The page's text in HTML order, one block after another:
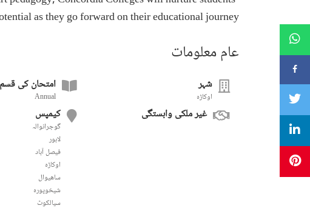
as they go forward on their educational journey.
عام معلومات
شہر
اوکاڑہ
امتحان کی قسم
Annual
غیر ملکی وابستگی کیمپس
گوجرانوالہ
لاہور
فيصل آباد
اوکاڑہ
ساھیوال
شیخوپورہ
سیالکوٹ